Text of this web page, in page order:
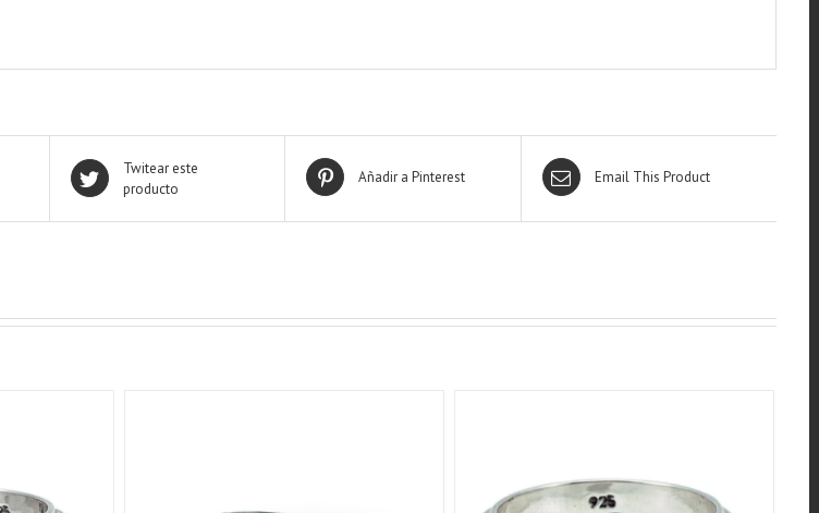
Twitear este
producto
Añadir a Pinterest Email This Product